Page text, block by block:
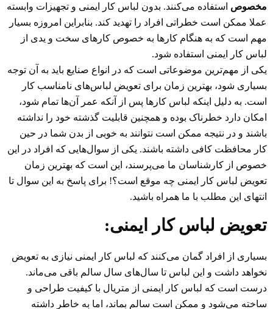
مخصوص استفاده می‌کنند. بدون لباس کار ایمنی و تجهیزات وابسته
عملا ممکن است خطراتی افراد را تهدید کند. بنابراین امروزه بسیار
مهم است که به هنگام کارها به خصوص کارهای سخت و یدی از
لباس کار ایمنی استفاده شود.
یکی از مهم‌ترین موضوعاتی است که در انواع صنایع باید به آن توجه
بسیاری شود، بهترین زمان برای تعویض لباس‌های نامناسب کار
است. به دلیل اینکه لباس کارها پس از آنکه عمر آن‌ها تمام شود،
امکان دارد خطرناک بوده و همچنین قابلیت گذشته خود را نداشته
باشند و در نتیجه ممکن است نتوانند به خوبی از بدن شما در حین
کار محافظت کافی داشته باشند. یکی از سوال‌هایی که افراد در این
خصوص از کارشناسان ما می‌پرسند، این است که بهترین زمان
تعویض لباس کار ایمنی چه موقع است؟! برای پاسخ به این سوال تا
انتهای این مطلب با ما همراه باشید.
تعویض لباس کار ایمنی:
بسیاری از افراد گمان می‌کنند که لباس کار ایمنی نیازی به تعویض
نخواهد داشت و این لباس تا سال‌های سال سالم باقی می‌ماند.
درست است که لباس کار ایمنی از متریال با کیفیت طراحی و
ساخته می‌شود و ممکن است سالم بماند، اما به خاطر داشته